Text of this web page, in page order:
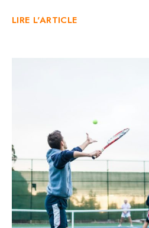
LIRE L'ARTICLE